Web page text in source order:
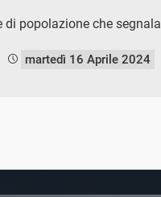
di popolazione che
martedì 16 Aprile 2024